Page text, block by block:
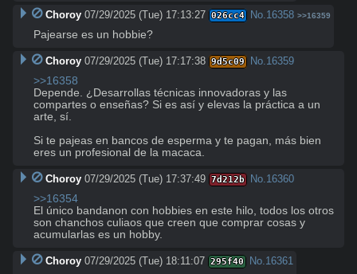
Choroy 07/29/2025 (Tue) 17:13:27 026cc4 No.16358 >>16359
Pajearse es un hobbie?
Choroy 07/29/2025 (Tue) 17:17:38 9d5c09 No.16359
>>16358
Depende. ¿Desarrollas técnicas innovadoras y las
compartes o enseñas? Si es así y elevas la práctica a un
arte, sí.
Si te pajeas en bancos de esperma y te pagan, más bien
eres un profesional de la macaca.
Choroy 07/29/2025 (Tue) 17:37:49 7d212b No.16360
>>16354
El único bandanon con hobbies en este hilo, todos los otros
son chanchos culiaos que creen que comprar cosas y
acumularlas es un hobby.
Choroy 07/29/2025 (Tue) 18:11:07 295f40 No.16361